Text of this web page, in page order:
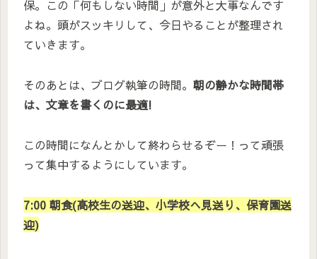
保。この「何もしない時間」が意外と大事なんです
よね。頭がスッキリして、今日やることが整理され
ていきます。
そのあとは、ブログ執筆の時間。 朝の静かな時間帯
は、文章を書くのに最適!
この時間になんとかして終わらせるぞー！って頑張
って集中するようにしています。
7:00 朝食(高校生の送迎、小学校へ見送り、保育園送
迎)